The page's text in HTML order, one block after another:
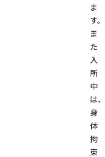
ま
す。
ま
た
入
所
中
は、
身
体
拘
束